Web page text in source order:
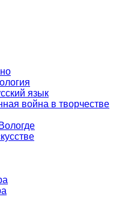
язык
война в творчестве